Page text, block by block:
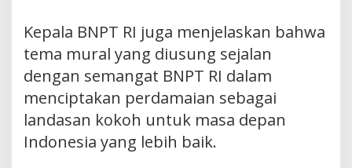
Kepala BNPT RI juga menjelaskan bahwa
tema mural yang diusung sejalan
dengan semangat BNPT RI dalam
menciptakan perdamaian sebagai
landasan kokoh untuk masa depan
Indonesia yang lebih baik.